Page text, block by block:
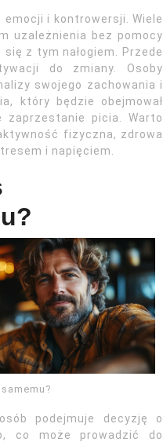
i kontrowersji. Wiele
uzależnienia bez pomocy
z tym nałogiem. Przede
do zmiany. Osoby
swojego zachowania i
który będzie obejmował
zaprzestanie picia. Warto
fizyczna, zdrowa
i napięciem.
podejmuje decyzję o
co może prowadzić do